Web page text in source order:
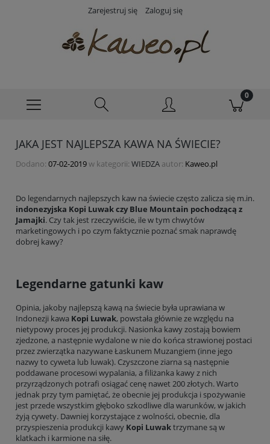
Zarejestruj się Zaloguj się
JAKA JEST NAJLEPSZA KAWA NA ŚWIECIE?
Dodano: 07-02-2019w kategorii: WIEDZA autor: Kaweo.pl
Do legendarnych najlepszych kaw na świecie często zalicza się m.in.
indonezyjska Kopi Luwak czy Blue Mountain pochodzącą z
Jamajki. Czy tak jest rzeczywiście, ile w tym chwytów
marketingowych i po czym faktycznie poznać smak naprawdę
dobrej kawy?
Legendarne gatunki kaw
Opinia, jakoby najlepszą kawą na świecie była uprawiana w
Indonezji kawa Kopi Luwak, powstała głównie ze względu na
nietypowy proces jej produkcji. Nasionka kawy zostają bowiem
zjedzone, a następnie wydalone w nie do końca strawionej postaci
przez zwierzątka nazywane Łaskunem Muzangiem (inne jego
nazwy to cyweta lub luwak). Czyszczone ziarna są następnie
poddawane procesowi wypalania, a filiżanka kawy z nich
przyrządzonych potrafi osiągać cenę nawet 200 złotych. Warto
jednak przy tym pamiętać, że obecnie jej produkcja i spożywanie
jest przede wszystkim głęboko szkodliwe dla warunków, w jakich
żyją cywety. Dawniej korzystające z wolności, obecnie, dla
przyspieszenia produkcji kawy Kopi Luwaktrzymane są w
klatkach i karmione na siłę.